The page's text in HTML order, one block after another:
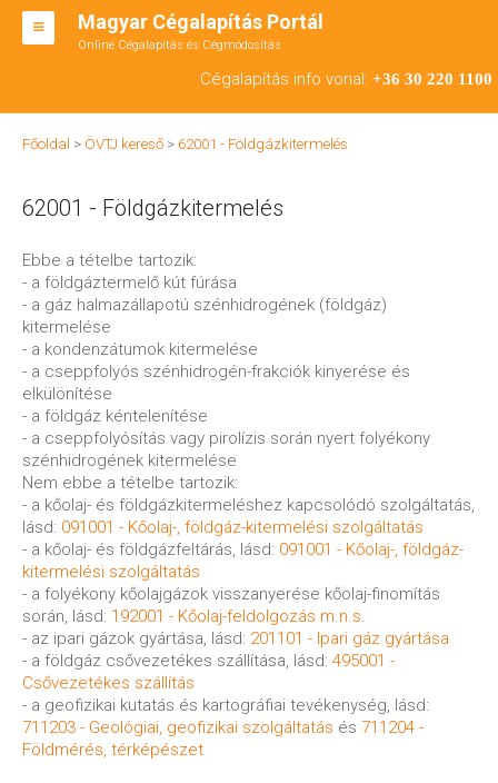
Magyar Cégalapítás Portál
Online Cégalapítás és Cégmódosítás
Cégalapítás info vonal: +36 30 220 1100
BT ALAPÍTÁS
CÉGMÓDOSÍTÁS
ÁTALAKULÁS
TEÁOR SZÁMOK '08
ENGEDÉLYKÖTELES
KAPCSOLAT
IRODÁK
Főoldal > ÖVTJ kereső > 62001 - Földgázkitermelés
62001 - Földgázkitermelés
Ebbe a tételbe tartozik:
- a földgáztermelő kút fúrása
- a gáz halmazállapotú szénhidrogének (földgáz)
kitermelése
- a kondenzátumok kitermelése
- a cseppfolyós szénhidrogén-frakciók kinyerése és
elkülönítése
- a földgáz kéntelenítése
- a cseppfolyósítás vagy pirolízis során nyert folyékony
szénhidrogének kitermelése
Nem ebbe a tételbe tartozik:
- a kőolaj- és földgázkitermeléshez kapcsolódó szolgáltatás,
lásd: 091001 - Kőolaj-, földgáz-kitermelési szolgáltatás
- a kőolaj- és földgázfeltárás, lásd: 091001 - Kőolaj-, földgáz-
kitermelési szolgáltatás
- a folyékony kőolajgázok visszanyerése kőolaj-finomítás
során, lásd: 192001 - Kőolaj-feldolgozás m.n.s.
- az ipari gázok gyártása, lásd: 201101 - Ipari gáz gyártása
- a földgáz csővezetékes szállítása, lásd: 495001 -
Csővezetékes szállítás
- a geofizikai kutatás és kartográfiai tevékenység, lásd:
711203 - Geológiai, geofizikai szolgáltatás és 711204 -
Földmérés, térképészet